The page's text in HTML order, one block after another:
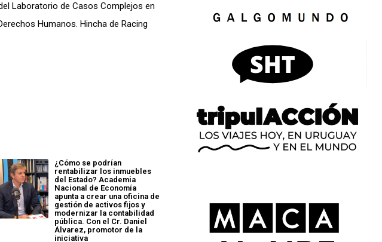
Laboratorio de Casos Complejos en
Humanos. Hincha de Racing
¿Cómo se podrían
rentabilizar los inmuebles
del Estado? Academia
Nacional de Economía
apunta a crear una oficina de
gestión de activos fijos y
modernizar la contabilidad
pública. Con el Cr. Daniel
Álvarez, promotor de la
iniciativa